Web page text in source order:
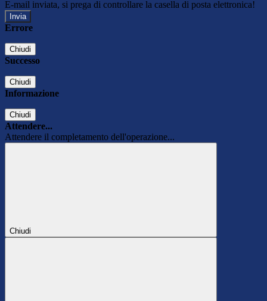
E-mail inviata, si prega di controllare la casella di posta elettronica!
Errore
Chiudi
Successo
Chiudi
Informazione
Chiudi
Attendere...
Attendere il completamento dell'operazione...
Chiudi